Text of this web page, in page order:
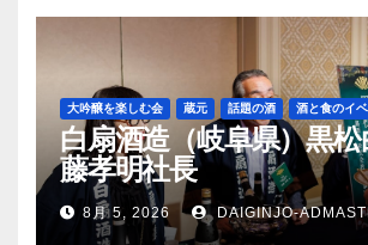
大吟醸を楽しむ会 蔵元 話題の酒 酒と食のイ
白扇酒造（岐阜県）黒
藤孝明社長
8月 5, 2026 DAIGINJO-